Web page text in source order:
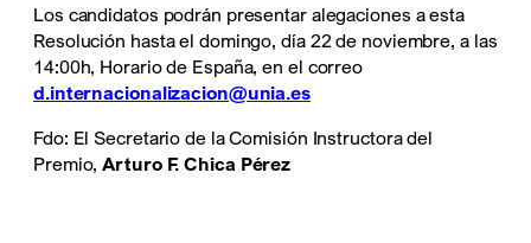
Los candidatos podrán presentar alegaciones a esta
Resolución hasta el domingo, día 22 de noviembre, a las
14:00h, Horario de España, en el correo
d.internacionalizacion@unia.es
Fdo: El Secretario de la Comisión Instructora del
Premio,Arturo F. Chica Pérez